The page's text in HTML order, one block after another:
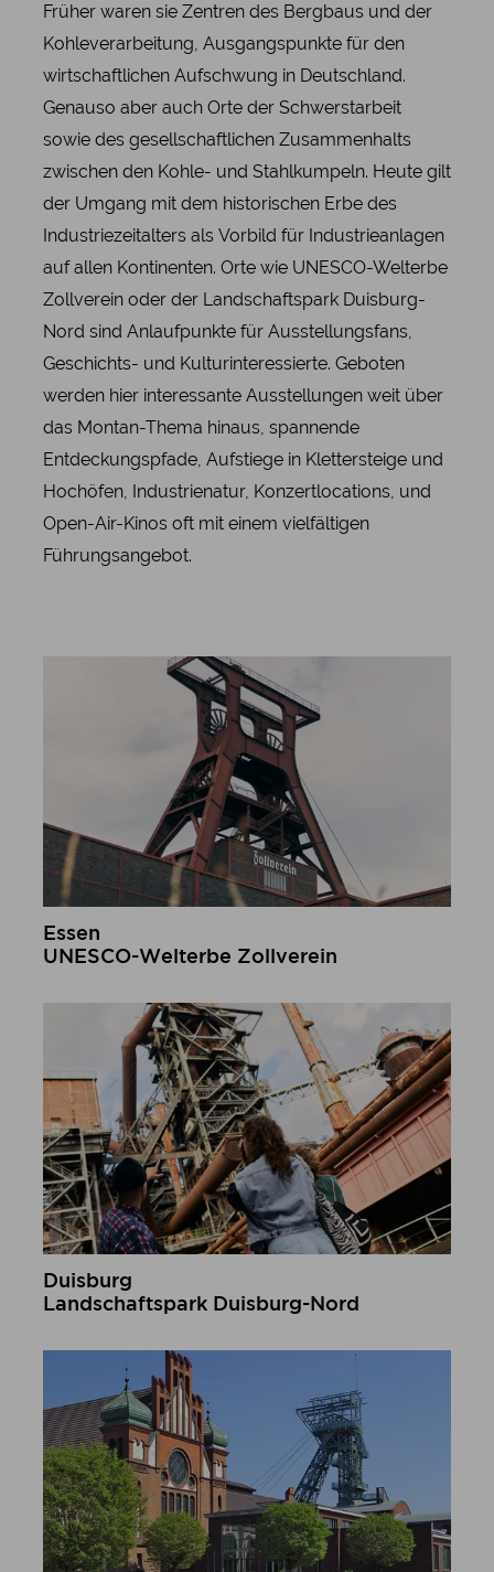
Früher waren sie Zentren des Bergbaus und der
Kohleverarbeitung, Ausgangspunkte für den
wirtschaftlichen Aufschwung in Deutschland.
Genauso aber auch Orte der Schwerstarbeit
sowie des gesellschaftlichen Zusammenhalts
zwischen den Kohle- und Stahlkumpeln. Heute gilt
der Umgang mit dem historischen Erbe des
Industriezeitalters als Vorbild für Industrieanlagen
auf allen Kontinenten. Orte wie UNESCO-Welterbe
Zollverein oder der Landschaftspark Duisburg-
Nord sind Anlaufpunkte für Ausstellungsfans,
Geschichts- und Kulturinteressierte. Geboten
werden hier interessante Ausstellungen weit über
das Montan-Thema hinaus, spannende
Entdeckungspfade, Aufstiege in Klettersteige und
Hochöfen, Industrienatur, Konzertlocations, und
Open-Air-Kinos oft mit einem vielfältigen
Führungsangebot.
Essen
UNESCO-Welterbe Zollverein
Duisburg
Landschaftspark Duisburg-Nord